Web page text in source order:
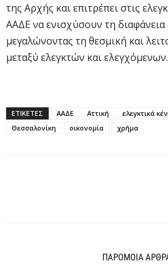
της Αρχής και επιτρέπει στις
ΑΑΔΕ να ενισχύσουν τη διαφάνεια
μεγαλώνοντας τη θεσμική και
μεταξύ ελεγκτών και ελεγχόμενων.
ΕΤΙΚΕΤΕΣ ΑΑΔΕ Αττική ελεγκτικά
Θεσσαλονίκη
οικονομία χρήμα
ΠΑΡΟΜΟΙΑ